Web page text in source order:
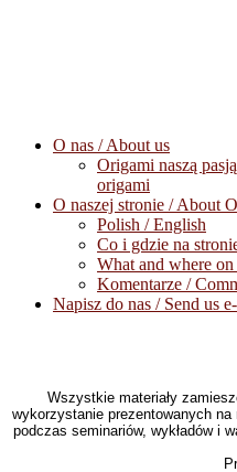
O nas / About us
Origami naszą
origami
O naszej stronie / About
Polish / English
Co i gdzie na
What and where
Komentarze /
Napisz do nas / Send us
Wszystkie materiały
wykorzystanie prezentowanych
podczas seminariów, wykładów i